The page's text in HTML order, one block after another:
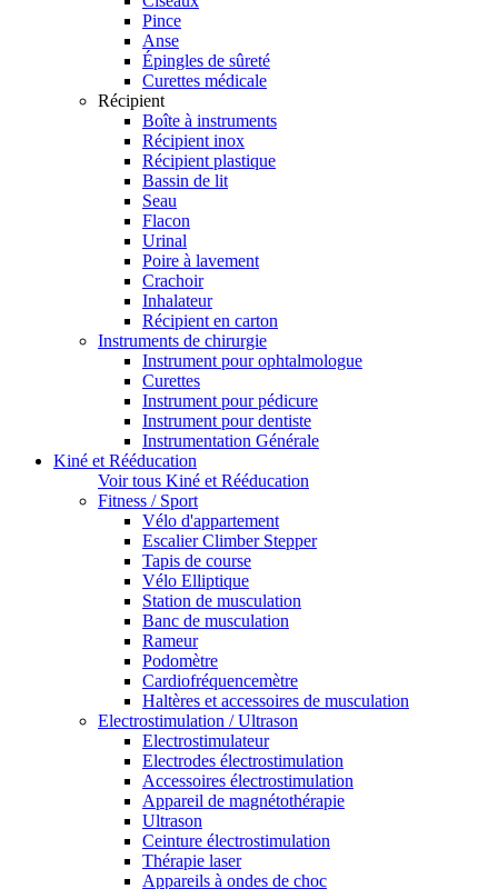
Pince
Anse
Épingles de sûreté
Curettes médicale
Récipient
Boîte à instruments
Récipient inox
Récipient plastique
Bassin de lit
Seau
Flacon
Urinal
Poire à lavement
Crachoir
Inhalateur
Récipient en carton
Instruments de chirurgie
Instrument pour ophtalmologue
Curettes
Instrument pour pédicure
Instrument pour dentiste
Instrumentation Générale
Kiné et Rééducation
Voir tous Kiné et Rééducation
Fitness / Sport
Vélo d'appartement
Escalier Climber Stepper
Tapis de course
Vélo Elliptique
Station de musculation
Banc de musculation
Rameur
Podomètre
Cardiofréquencemètre
Haltères et accessoires de musculation
Electrostimulation / Ultrason
Electrostimulateur
Electrodes électrostimulation
Accessoires électrostimulation
Appareil de magnétothérapie
Ultrason
Ceinture électrostimulation
Thérapie laser
Appareils à ondes de choc